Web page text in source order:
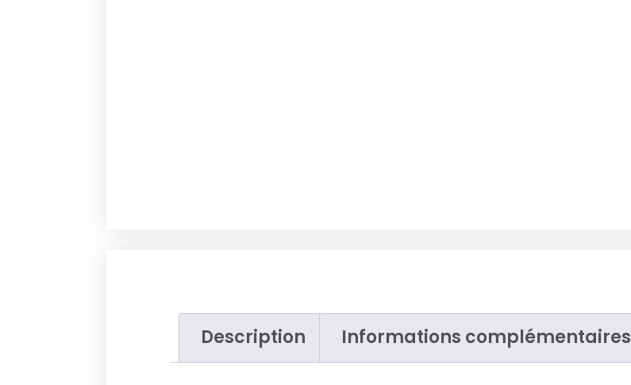
Description Informations complémentaires